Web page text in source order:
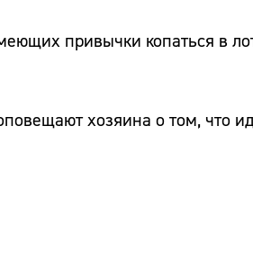
привычки копаться в
хозяина о том, что